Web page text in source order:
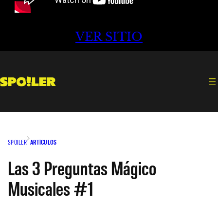
VER SITIO
SPOILER ARTÍCULOS
Las 3 Preguntas Mágico
Musicales #1